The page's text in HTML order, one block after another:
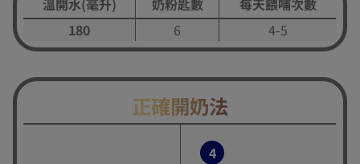
180
6 4-5
正確開奶法
4